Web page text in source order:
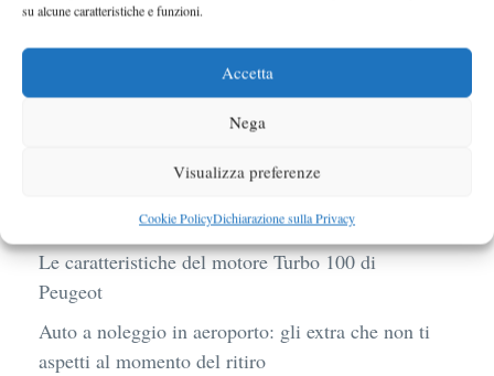
su alcune caratteristiche e funzioni.
Accetta
Nega
Visualizza preferenze
Cookie PolicyDichiarazione sulla Privacy
BMW R 1250 GS: cosa cambia davvero con uno
scarico aftermarket omologato
Audi Q4 e-Tron 40 Business elettrica: mobilità
sostenibile, stile, anche con noleggio a lungo
obbligatori in Italia
Le caratteristiche del motore Turbo 100 di
Peugeot
Auto a noleggio in aeroporto: gli extra che non ti
aspetti al momento del ritiro